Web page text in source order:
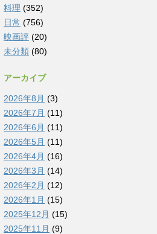
料理 (352)
日常 (756)
映画評 (20)
未分類 (80)
アーカイブ
2026年8月 (3)
2026年7月 (11)
2026年6月 (11)
2026年5月 (11)
2026年4月 (16)
2026年3月 (14)
2026年2月 (12)
2026年1月 (15)
2025年12月 (15)
2025年11月 (9)